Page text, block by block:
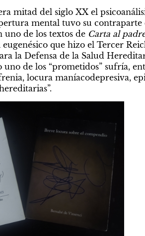
mitad del siglo XX el
mental tuvo su
uno de los textos de Carta al
que hizo el Tercer
la Defensa de la Salud
uno de los “prometidos” sufría,
locura maníacodepresiva,